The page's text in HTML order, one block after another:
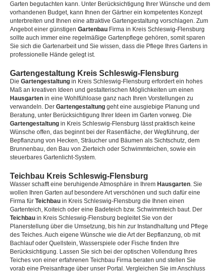
Garten begutachten kann. Unter Berücksichtigung Ihrer Wünsche und dem
vorhandenen Budget, kann Ihnen der Gärtner ein kompetentes Konzept
unterbreiten und Ihnen eine attraktive Gartengestaltung vorschlagen. Zum
Angebot einer günstigen Gartenbau Firma in Kreis Schleswig-Flensburg
sollte auch immer eine regelmäßige Gartenpflege gehören, somit sparen
Sie sich die Gartenarbeit und Sie wissen, dass die Pflege Ihres Gartens in
professionelle Hände gelegt ist.
Gartengestaltung Kreis Schleswig-Flensburg
Die Gartengestaltung in Kreis Schleswig-Flensburg erfordert ein hohes
Maß an kreativen Ideen und gestalterischen Möglichkeiten um einen
Hausgarten in eine Wohlfühloase ganz nach Ihren Vorstellungen zu
verwandeln. Der Gartengestaltung geht eine ausgiebige Planung und
Beratung, unter Berücksichtigung Ihrer Ideen im Garten vorweg. Die
Gartengestaltung in Kreis Schleswig-Flensburg lässt praktisch keine
Wünsche offen, das beginnt bei der Rasenfläche, der Wegführung, der
Bepflanzung von Hecken, Sträucher und Bäumen als Sichtschutz, dem
Brunnenbau, den Bau von Zierteich oder Schwimmteichen, sowie ein
steuerbares Gartenlicht-System.
Teichbau Kreis Schleswig-Flensburg
Wasser schafft eine beruhigende Atmosphäre in Ihrem Hausgarten. Sie
wollen Ihren Garten auf besondere Art verschönen und such dafür eine
Firma für Teichbau in Kreis Schleswig-Flensburg die Ihnen einen
Gartenteich, Koiteich oder eine Badeteich bzw. Schwimmteich baut. Der
Teichbau in Kreis Schleswig-Flensburg begleitet Sie von der
Planerstellung über die Umsetzung, bis hin zur Instandhaltung und Pflege
des Teiches. Auch eigene Wünsche wie die Art der Bepflanzung, ob mit
Bachlauf oder Quellstein, Wasserspiele oder Fische finden Ihre
Berücksichtigung. Lassen Sie sich bei der optischen Vollendung Ihres
Teiches von einer erfahrenen Teichbau Firma beraten und stellen Sie
vorab eine Preisanfrage über unser Portal. Vergleichen Sie im Anschluss